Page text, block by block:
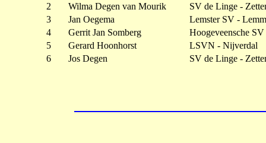
2
Wilma Degen van Mourik
SV de Linge -
3
Jan Oegema
Lemster SV -
4
Gerrit Jan Somberg
Hoogeveensche
5
Gerard Hoonhorst
LSVN - Nijverdal
6
Jos Degen SV de Linge -